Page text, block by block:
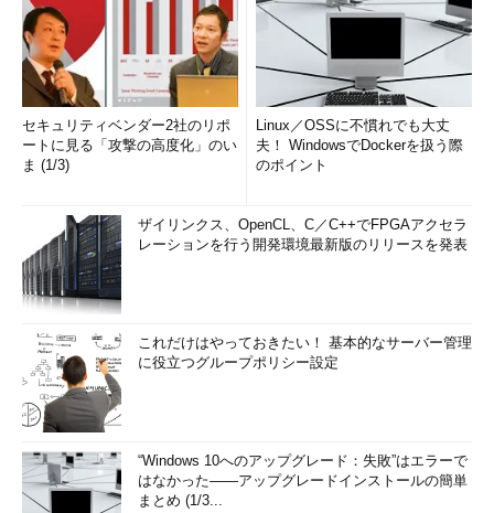
セキュリティベンダー2社のリポ
ートに見る「攻撃の高度化」のい
ま (1/3)
Linux／OSSに不慣れでも大丈
夫！ WindowsでDockerを扱う際
のポイント
ザイリンクス、OpenCL、C／C++でFPGAアクセラ
レーションを行う開発環境最新版のリリースを発表
これだけはやっておきたい！ 基本的なサーバー管理
に役立つグループポリシー設定
“Windows 10へのアップグレード：失敗”はエラーで
はなかった――アップグレードインストールの簡単
まとめ (1/3...